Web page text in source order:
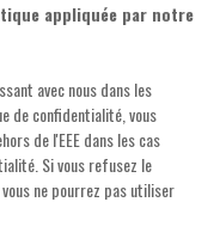
appliquée par notre
avec nous dans les
de confidentialité, vous
de l'EEE dans les cas
Si vous refusez le
ne pourrez pas utiliser